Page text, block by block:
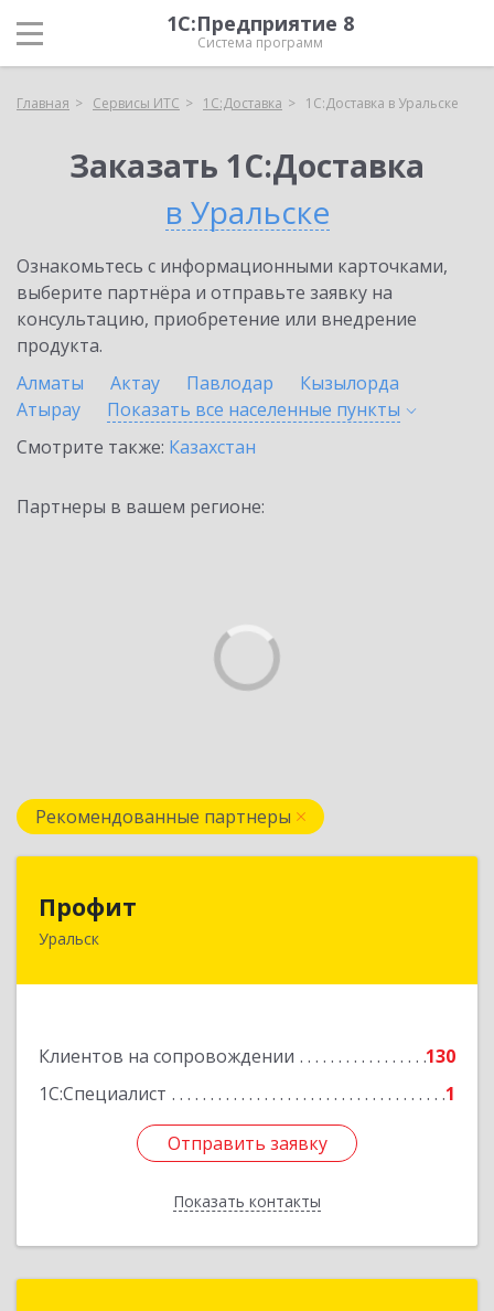
1С:Предприятие 8
Система программ
Главная Сервисы ИТС 1С:Доставка 1С:Доставка в Уральске
Заказать 1С:Доставка
в Уральске
Ознакомьтесь с информационными карточками,
выберите партнёра и отправьте заявку на
консультацию, приобретение или внедрение
продукта.
Алматы
Актау Павлодар
Кызылорда
Атырау
Показать все населенные пункты
Смотрите также: Казахстан
Партнеры в вашем регионе:
Рекомендованные партнеры
Профит
Уральск
Клиентов на сопровождении
130
1С:Специалист
1
Отправить заявку
Показать контакты
Отправить заявку
Назад